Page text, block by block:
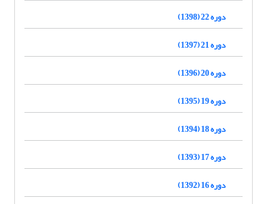
دوره 22 (1398)
دوره 21 (1397)
دوره 20 (1396)
دوره 19 (1395)
دوره 18 (1394)
دوره 17 (1393)
دوره 16 (1392)